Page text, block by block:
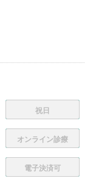
祝日
オンライン診療
電子決済可